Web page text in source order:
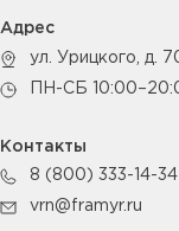
Адрес
ул. Урицкого, д.
ПН-СБ
Контакты
8 (800) 333-14-
vrn@framyr.ru